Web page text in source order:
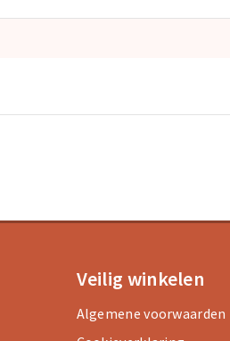
Veilig winkelen
Algemene voorwaarden